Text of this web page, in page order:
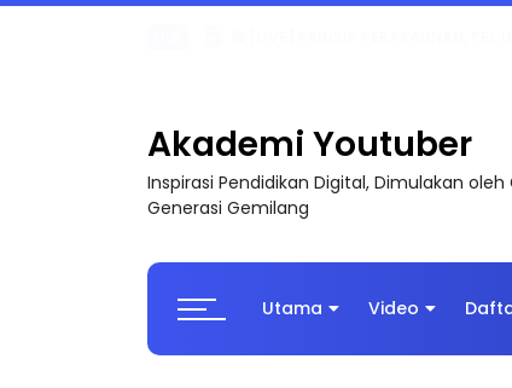
Akademi Youtuber
Inspirasi Pendidikan Digital, Dimulakan
Generasi Gemilang
Utama Video